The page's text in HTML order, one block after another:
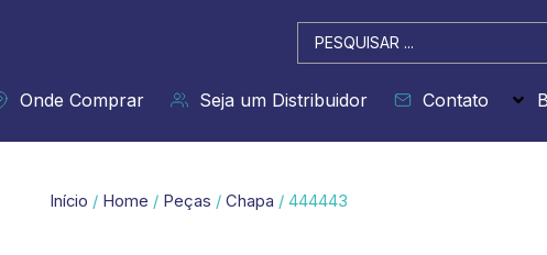
Pesquisar
...
Onde Comprar Seja um Distribuidor Contato
Início / Home / Peças / Chapa / 444443